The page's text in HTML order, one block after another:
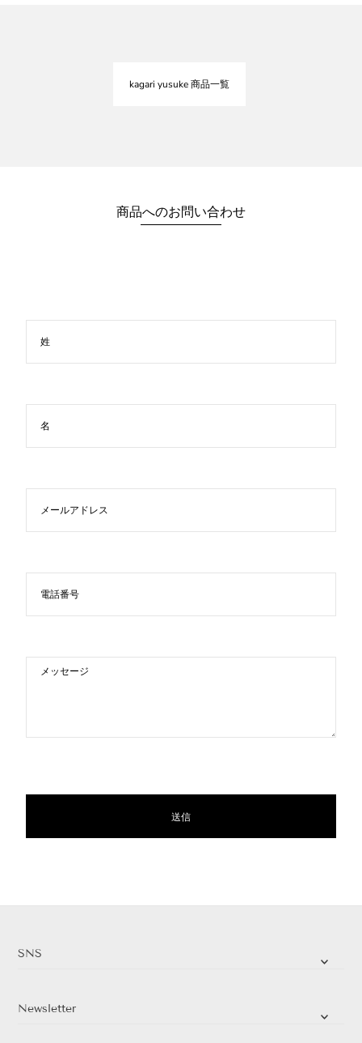
kagari yusuke 商品一覧
商品へのお問い合わせ
SNS
Newsletter